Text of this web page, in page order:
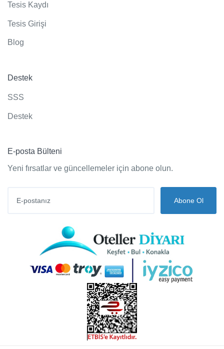
Tesis Kaydı
Tesis Girişi
Blog
Destek
SSS
Destek
E-posta Bülteni
Yeni fırsatlar ve güncellemeler için abone olun.
Abone Ol